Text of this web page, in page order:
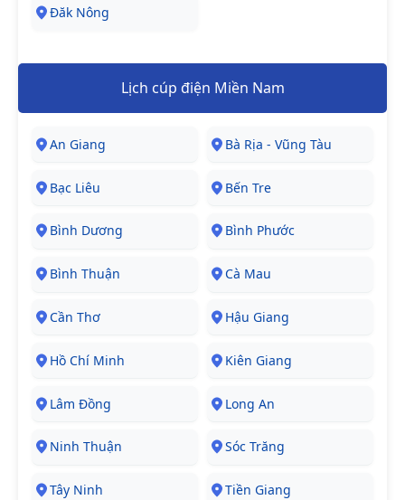
Đăk Nông
Lịch cúp điện Miền Nam
An Giang Bà Rịa - Vũng Tàu
Bạc Liêu Bến Tre
Bình Dương Bình Phước
Bình Thuận Cà Mau
Cần Thơ Hậu Giang
Hồ Chí Minh Kiên Giang
Lâm Đồng Long An
Ninh Thuận Sóc Trăng
Tây Ninh Tiền Giang